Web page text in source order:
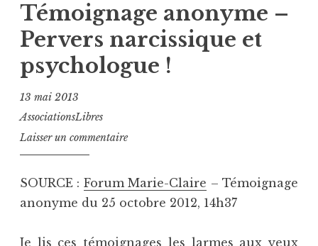
Témoignage anonyme –
Pervers narcissique et
psychologue !
13 mai 2013
AssociationsLibres
Laisser un commentaire
SOURCE : Forum Marie-Claire – Témoignage
anonyme du 25 octobre 2012, 14h37
Je lis ces témoignages les larmes aux yeux